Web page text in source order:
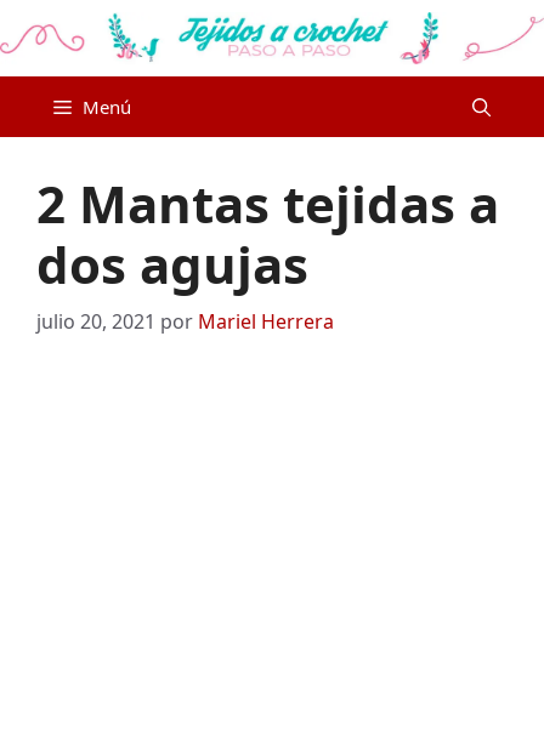
al
Menú
2 Mantas tejidas a
dos agujas
julio 20, 2021 por Mariel Herrera